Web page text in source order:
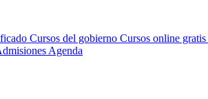
Cursos del gobierno Cursos online gratis
Agenda